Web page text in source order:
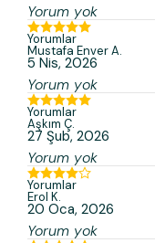
Yorum yok
Yorumlar
Mustafa EnverA.
5 Nis, 2026
Yorum yok
Yorumlar
Aşkım Ç.
27 Şub, 2026
Yorum yok
Yorumlar
Erol K.
20 Oca, 2026
Yorum yok